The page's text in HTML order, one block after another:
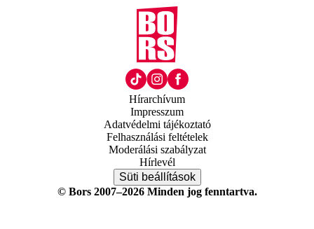
Hírarchívum
Impresszum
Adatvédelmi tájékoztató
Felhasználási feltételek
Moderálási szabályzat
Hírlevél
Süti beállítások
© Bors 2007–2026 Minden jog fenntartva.